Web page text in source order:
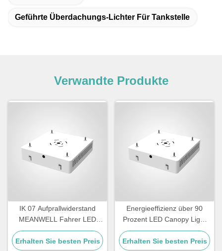
Geführte Überdachungs-Lichter Für Tankstelle
Verwandte Produkte
IK 07 Aufprallwiderstand
MEANWELL Fahrer LED
Tankstelle Baldachin
Beleuchtung und langlebige
Erhalten Sie besten Preis
Energieeffizienz über 90
Prozent LED Canopy Light
90 Watt Watt Die Casting
Aluminium Gehäuse für
Erhalten Sie besten Preis